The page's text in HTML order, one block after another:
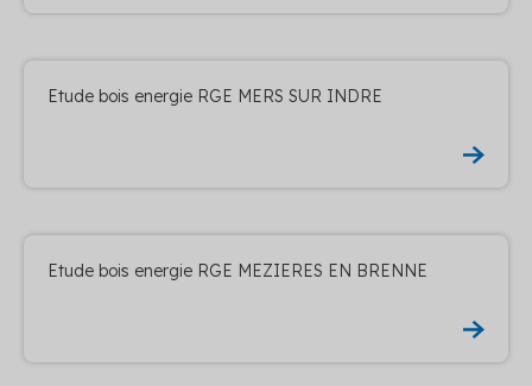
Etude bois energie RGE MERS SUR INDRE
Etude bois energie RGE MEZIERES EN BRENNE